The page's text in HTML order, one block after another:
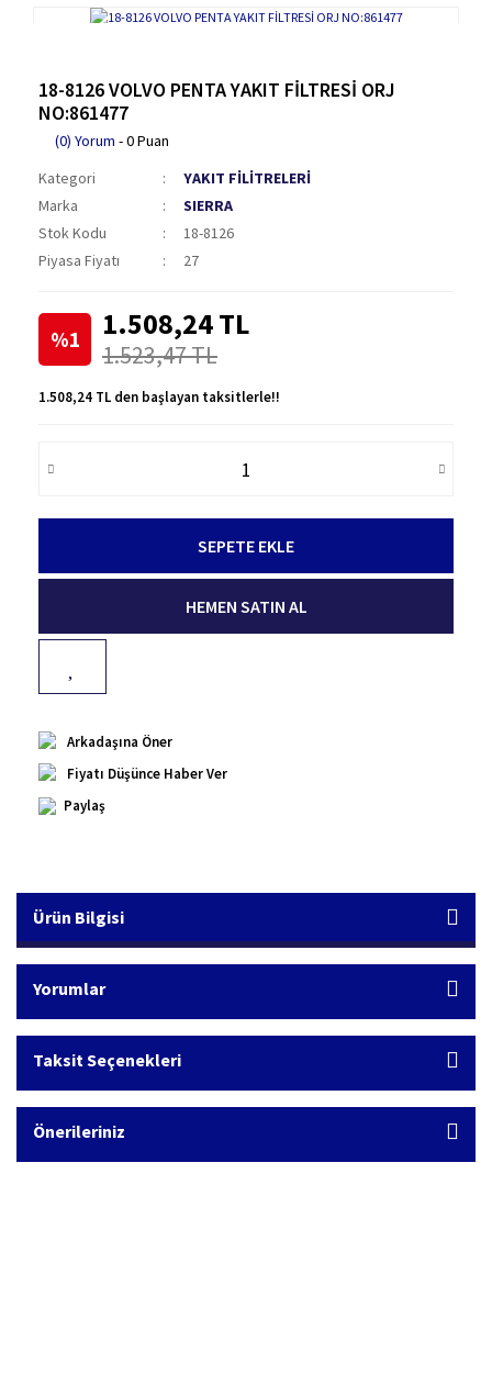
18-8126 VOLVO PENTA YAKIT FİLTRESİ ORJ
NO:861477
(0) Yorum - 0 Puan
Kategori
YAKIT FİLİTRELERİ
Marka
SIERRA
Stok Kodu
18-8126
Piyasa Fiyatı
27
%1 1.508,24 TL
1.523,47 TL
1.508,24 TL den başlayan taksitlerle!!
SEPETE EKLE
HEMEN SATIN AL
Arkadaşına Öner
Fiyatı Düşünce Haber Ver
Paylaş
Ürün Bilgisi
Yorumlar
Taksit Seçenekleri
Önerileriniz